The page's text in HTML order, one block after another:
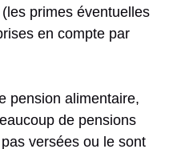
primes éventuelles
en compte par
pension alimentaire,
de pensions
versées ou le sont